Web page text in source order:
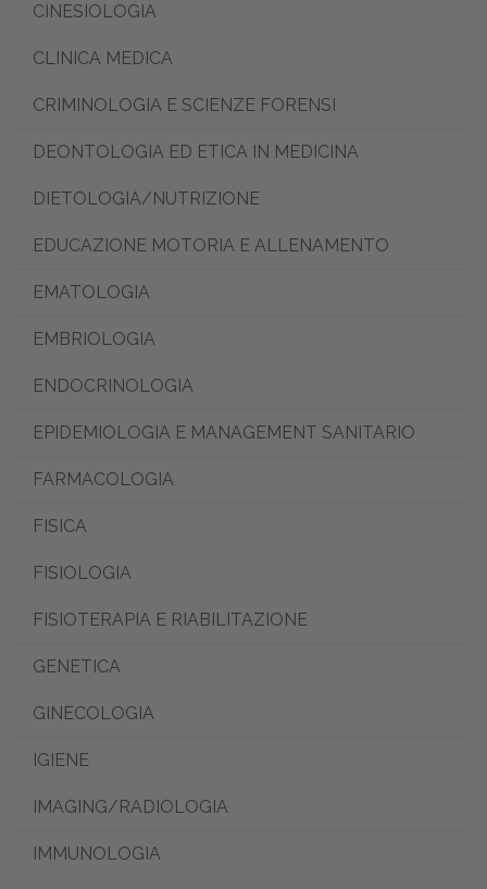
CINESIOLOGIA
CLINICA MEDICA
CRIMINOLOGIA E SCIENZE FORENSI
DEONTOLOGIA ED ETICA IN MEDICINA
DIETOLOGIA/NUTRIZIONE
EDUCAZIONE MOTORIA E ALLENAMENTO
EMATOLOGIA
EMBRIOLOGIA
ENDOCRINOLOGIA
EPIDEMIOLOGIA E MANAGEMENT SANITARIO
FARMACOLOGIA
FISICA
FISIOLOGIA
FISIOTERAPIA E RIABILITAZIONE
GENETICA
GINECOLOGIA
IGIENE
IMAGING/RADIOLOGIA
IMMUNOLOGIA